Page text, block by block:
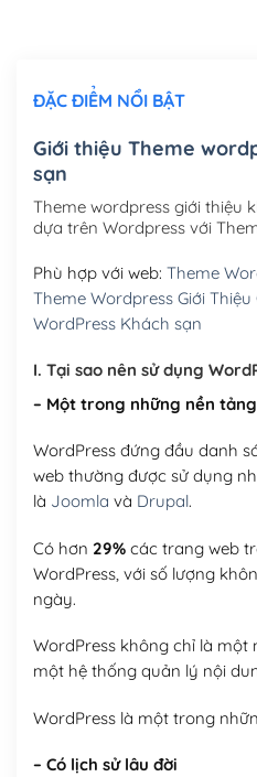
Mua thêm Host + Tên miền
Hosting 2GB SSD (1
Hosting 3GB SSD (1
Hosting 5GB SSD (1
ĐẶC ĐIỂM NỔI BẬT
Giới thiệu Theme
sạn
Theme wordpress giới thiệu
dựa trên Wordpress với
Phù hợp với web: Theme
Theme Wordpress Giới Thiệu
WordPress Khách sạn
I. Tại sao nên sử dụng
– Một trong những nền
WordPress đứng đầu danh
web thường được sử dụng
là Joomla và Drupal.
Có hơn 29%các trang web
WordPress, với số lượng
ngày.
WordPress không chỉ là một
một hệ thống quản lý nội
WordPress là một trong
– Có lịch sử lâu đời